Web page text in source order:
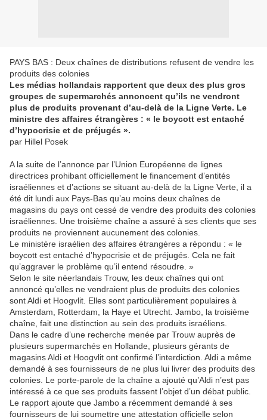
PAYS BAS : Deux chaînes de distributions refusent de vendre les
produits des colonies
Les médias hollandais rapportent que deux des plus gros
groupes de supermarchés annoncent qu’ils ne vendront
plus de produits provenant d’au-delà de la Ligne Verte. Le
ministre des affaires étrangères : « le boycott est entaché
d’hypocrisie et de préjugés ».
par Hillel Posek
A la suite de l’annonce par l’Union Européenne de lignes
directrices prohibant officiellement le financement d’entités
israéliennes et d’actions se situant au-delà de la Ligne Verte, il a
été dit lundi aux Pays-Bas qu’au moins deux chaînes de
magasins du pays ont cessé de vendre des produits des colonies
israéliennes. Une troisième chaîne a assuré à ses clients que ses
produits ne proviennent aucunement des colonies.
Le ministère israélien des affaires étrangères a répondu : « le
boycott est entaché d’hypocrisie et de préjugés. Cela ne fait
qu’aggraver le problème qu’il entend résoudre. »
Selon le site néerlandais Trouw, les deux chaînes qui ont
annoncé qu’elles ne vendraient plus de produits des colonies
sont Aldi et Hoogvlit. Elles sont particulièrement populaires à
Amsterdam, Rotterdam, la Haye et Utrecht. Jambo, la troisième
chaîne, fait une distinction au sein des produits israéliens.
Dans le cadre d’une recherche menée par Trouw auprès de
plusieurs supermarchés en Hollande, plusieurs gérants de
magasins Aldi et Hoogvlit ont confirmé l’interdiction. Aldi a même
demandé à ses fournisseurs de ne plus lui livrer des produits des
colonies. Le porte-parole de la chaîne a ajouté qu’Aldi n’est pas
intéressé à ce que ses produits fassent l’objet d’un débat public.
Le rapport ajoute que Jambo a récemment demandé à ses
fournisseurs de lui soumettre une attestation officielle selon